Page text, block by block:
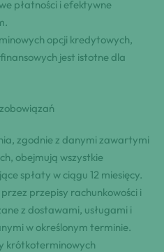
płatności i efektywne
opcji kredytowych,
jest istotne dla
zgodnie z danymi zawartymi
obejmują wszystkie
spłaty w ciągu 12 miesięcy.
przepisy rachunkowości i
z dostawami, usługami i
w określonym terminie.
krótkoterminowych